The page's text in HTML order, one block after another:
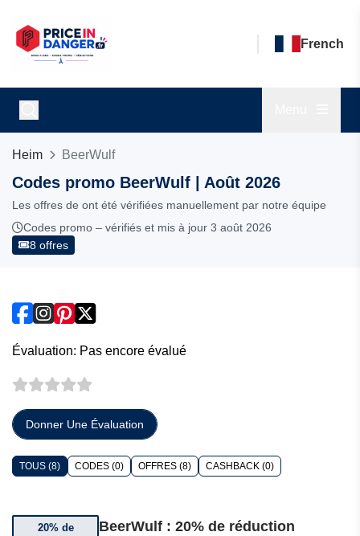
French
Heim BeerWulf
Codes promo BeerWulf | Août 2026
Les offres de ont été vérifiées manuellement par notre équipe
Codes promo – vérifiés et mis à jour 3 août 2026
8 offres
Évaluation: Pas encore évalué
Donner Une Évaluation
TOUS (8) CODES (0) OFFRES (8) CASHBACK (0)
20% de
BeerWulf : 20% de réduction